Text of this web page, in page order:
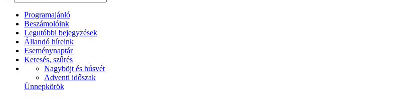
Programajánló
Beszámolóink
Legutóbbi bejegyzések
Állandó híreink
Eseménynaptár
Keresés, szűrés
Nagyböjt és húsvét
Adventi időszak
Ünnepkörök